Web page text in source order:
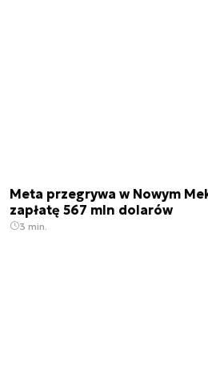
Meta przegrywa w Nowym
zapłatę 567 mln dolarów
3 min.